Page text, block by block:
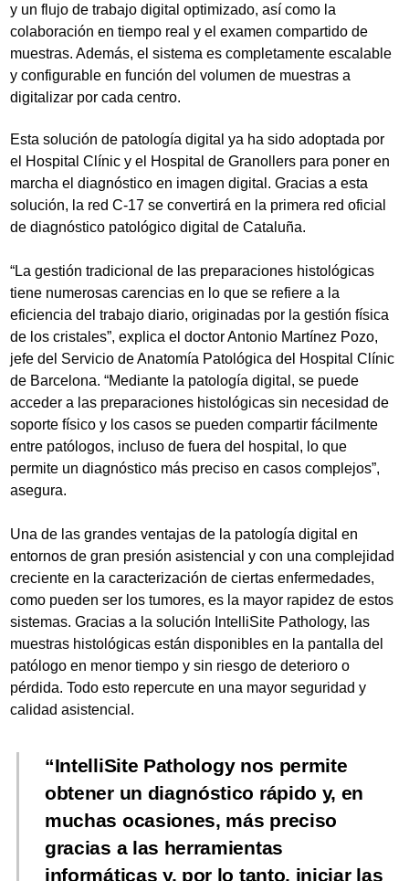
y un flujo de trabajo digital optimizado, así como la
colaboración en tiempo real y el examen compartido de
muestras. Además, el sistema es completamente escalable
y configurable en función del volumen de muestras a
digitalizar por cada centro.
Esta solución de patología digital ya ha sido adoptada por
el Hospital Clínic y el Hospital de Granollers para poner en
marcha el diagnóstico en imagen digital. Gracias a esta
solución, la red C-17 se convertirá en la primera red oficial
de diagnóstico patológico digital de Cataluña.
“La gestión tradicional de las preparaciones histológicas
tiene numerosas carencias en lo que se refiere a la
eficiencia del trabajo diario, originadas por la gestión física
de los cristales”, explica el doctor Antonio Martínez Pozo,
jefe del Servicio de Anatomía Patológica del Hospital Clínic
de Barcelona. “Mediante la patología digital, se puede
acceder a las preparaciones histológicas sin necesidad de
soporte físico y los casos se pueden compartir fácilmente
entre patólogos, incluso de fuera del hospital, lo que
permite un diagnóstico más preciso en casos complejos”,
asegura.
Una de las grandes ventajas de la patología digital en
entornos de gran presión asistencial y con una complejidad
creciente en la caracterización de ciertas enfermedades,
como pueden ser los tumores, es la mayor rapidez de estos
sistemas. Gracias a la solución IntelliSite Pathology, las
muestras histológicas están disponibles en la pantalla del
patólogo en menor tiempo y sin riesgo de deterioro o
pérdida. Todo esto repercute en una mayor seguridad y
calidad asistencial.
IntelliSite Pathology nos permite
obtener un diagnóstico rápido y, en
muchas ocasiones, más preciso
gracias a las herramientas
informáticas y, por lo tanto, iniciar las